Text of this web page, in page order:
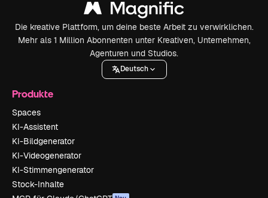
Die kreative Plattform, um deine beste Arbeit zu verwirklichen.
Mehr als 1 Million Abonnenten unter Kreativen, Unternehmen,
Agenturen und Studios.
Deutsch
Produkte
Spaces
KI-Assistent
KI-Bildgenerator
KI-Videogenerator
KI-Stimmengenerator
Stock-Inhalte